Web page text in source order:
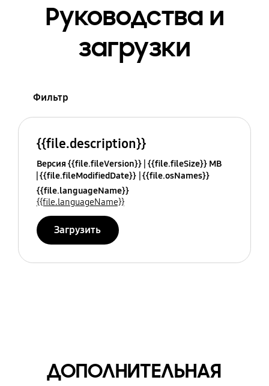
Руководства и
загрузки
Фильтр
{{file.description}}
Версия {{file.fileVersion}} {{file.fileSize}} MB
{{file.fileModifiedDate}} {{file.osNames}}
{{file.languageName}}
{{file.languageName}}
Загрузить
ДОПОЛНИТЕЛЬНАЯ